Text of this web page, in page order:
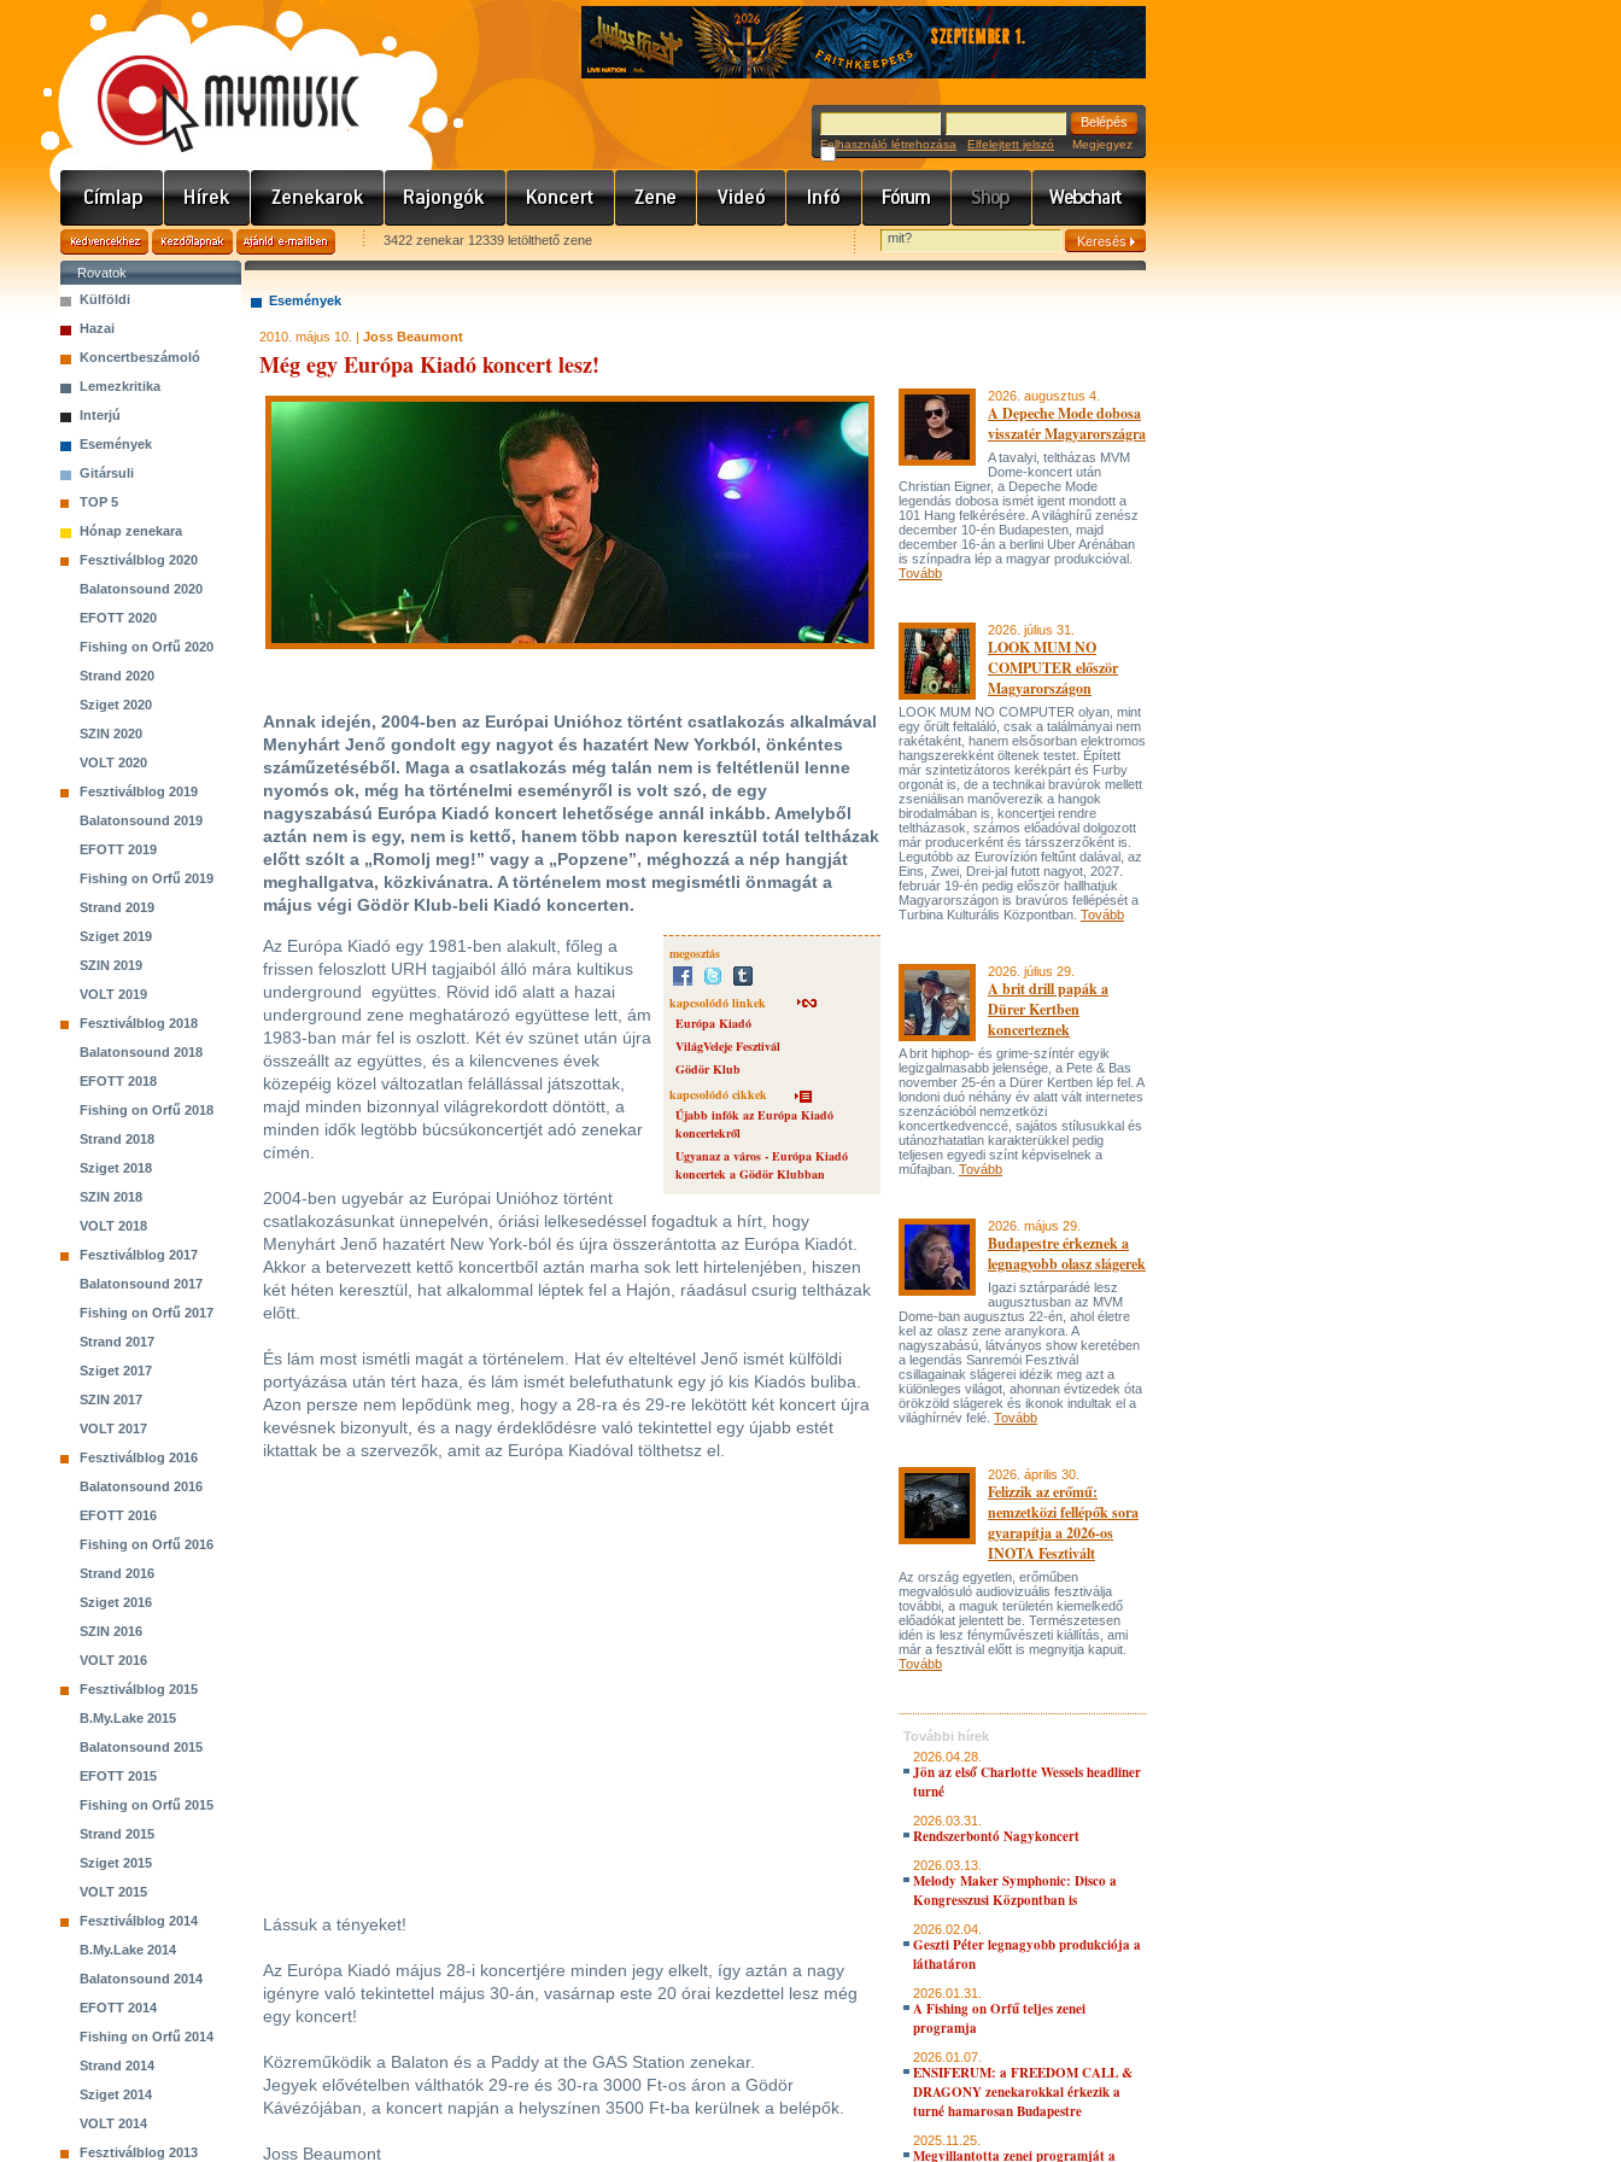
Felhasználó létrehozása Elfelejtett jelszó Megjegyez
3422 zenekar 12339 letölthető zene
Rovatok
Külföldi
Hazai
Koncertbeszámoló
Lemezkritika
Interjú
Események
Gitársuli
TOP 5
Hónap zenekara
Fesztiválblog 2020
Balatonsound 2020
EFOTT 2020
Fishing on Orfű 2020
Strand 2020
Sziget 2020
SZIN 2020
VOLT 2020
Fesztiválblog 2019
Balatonsound 2019
EFOTT 2019
Fishing on Orfű 2019
Strand 2019
Sziget 2019
SZIN 2019
VOLT 2019
Fesztiválblog 2018
Balatonsound 2018
EFOTT 2018
Fishing on Orfű 2018
Strand 2018
Sziget 2018
SZIN 2018
VOLT 2018
Fesztiválblog 2017
Balatonsound 2017
Fishing on Orfű 2017
Strand 2017
Sziget 2017
SZIN 2017
VOLT 2017
Fesztiválblog 2016
Balatonsound 2016
EFOTT 2016
Fishing on Orfű 2016
Strand 2016
Sziget 2016
SZIN 2016
VOLT 2016
Fesztiválblog 2015
B.My.Lake 2015
Balatonsound 2015
EFOTT 2015
Fishing on Orfű 2015
Strand 2015
Sziget 2015
VOLT 2015
Fesztiválblog 2014
B.My.Lake 2014
Balatonsound 2014
EFOTT 2014
Fishing on Orfű 2014
Strand 2014
Sziget 2014
VOLT 2014
Fesztiválblog 2013
Események
2010. május 10. | Joss Beaumont
Még egy Európa Kiadó koncert lesz!
Annak idején, 2004-ben az Európai Unióhoz történt csatlakozás alkalmával
Menyhárt Jenő gondolt egy nagyot és hazatért New Yorkból, önkéntes
száműzetéséből. Maga a csatlakozás még talán nem is feltétlenül lenne
nyomós ok, még ha történelmi eseményről is volt szó, de egy
nagyszabású Európa Kiadó koncert lehetősége annál inkább. Amelyből
aztán nem is egy, nem is kettő, hanem több napon keresztül totál teltházak
előtt szólt a „Romolj meg!” vagy a „Popzene”, méghozzá a nép hangját
meghallgatva, közkivánatra. A történelem most megismétli önmagát a
május végi Gödör Klub-beli Kiadó koncerten.
megosztás
kapcsolódó linkek
Európa Kiadó
VilágVeleje Fesztivál
Gödör Klub
kapcsolódó cikkek
Újabb infók az Európa Kiadó
koncertekről
Ugyanaz a város - Európa Kiadó
koncertek a Gödör Klubban
Az Európa Kiadó egy 1981-ben alakult, főleg a
frissen feloszlott URH tagjaiból álló mára kultikus
underground együttes. Rövid idő alatt a hazai
underground zene meghatározó együttese lett, ám
1983-ban már fel is oszlott. Két év szünet után újra
összeállt az együttes, és a kilencvenes évek
közepéig közel változatlan felállással játszottak,
majd minden bizonnyal világrekordott döntött, a
minden idők legtöbb búcsúkoncertjét adó zenekar
címén.
2004-ben ugyebár az Európai Unióhoz történt
csatlakozásunkat ünnepelvén, óriási lelkesedéssel fogadtuk a hírt, hogy
Menyhárt Jenő hazatért New York-ból és újra összerántotta az Európa Kiadót.
Akkor a betervezett kettő koncertből aztán marha sok lett hirtelenjében, hiszen
két héten keresztül, hat alkalommal léptek fel a Hajón, ráadásul csurig teltházak
előtt.
És lám most ismétli magát a történelem. Hat év elteltével Jenő ismét külföldi
portyázása után tért haza, és lám ismét belefuthatunk egy jó kis Kiadós buliba.
Azon persze nem lepődünk meg, hogy a 28-ra és 29-re lekötött két koncert újra
kevésnek bizonyult, és a nagy érdeklődésre való tekintettel egy újabb estét
iktattak be a szervezők, amit az Európa Kiadóval tölthetsz el.
Lássuk a tényeket!
Az Európa Kiadó május 28-i koncertjére minden jegy elkelt, így aztán a nagy
igényre való tekintettel május 30-án, vasárnap este 20 órai kezdettel lesz még
egy koncert!
Közreműködik a Balaton és a Paddy at the GAS Station zenekar.
Jegyek elővételben válthatók 29-re és 30-ra 3000 Ft-os áron a Gödör
Kávézójában, a koncert napján a helyszínen 3500 Ft-ba kerülnek a belépők.
Joss Beaumont
2026. augusztus 4.
A Depeche Mode dobosa
visszatér Magyarországra
A tavalyi, teltházas MVM
Dome-koncert után
Christian Eigner, a Depeche Mode
legendás dobosa ismét igent mondott a
101 Hang felkérésére. A világhírű zenész
december 10-én Budapesten, majd
december 16-án a berlini Uber Arénában
is színpadra lép a magyar produkcióval.
Tovább
2026. július 31.
LOOK MUM NO
COMPUTER először
Magyarországon
LOOK MUM NO COMPUTER olyan, mint
egy őrült feltaláló, csak a találmányai nem
rakétaként, hanem elsősorban elektromos
hangszerekként öltenek testet. Épített
már szintetizátoros kerékpárt és Furby
orgonát is, de a technikai bravúrok mellett
zseniálisan manőverezik a hangok
birodalmában is, koncertjei rendre
teltházasok, számos előadóval dolgozott
már producerként és társszerzőként is.
Legutóbb az Eurovízión feltűnt dalával, az
Eins, Zwei, Drei-jal futott nagyot, 2027.
február 19-én pedig először hallhatjuk
Magyarországon is bravúros fellépését a
Turbina Kulturális Központban. Tovább
2026. július 29.
A brit drill papák a
Dürer Kertben
koncerteznek
A brit hiphop- és grime-színtér egyik
legizgalmasabb jelensége, a Pete & Bas
november 25-én a Dürer Kertben lép fel. A
londoni duó néhány év alatt vált internetes
szenzációból nemzetközi
koncertkedvenccé, sajátos stílusukkal és
utánozhatatlan karakterükkel pedig
teljesen egyedi színt képviselnek a
műfajban. Tovább
2026. május 29.
Budapestre érkeznek a
legnagyobb olasz slágerek
Igazi sztárparádé lesz
augusztusban az MVM
Dome-ban augusztus 22-én, ahol életre
kel az olasz zene aranykora. A
nagyszabású, látványos show keretében
a legendás Sanremói Fesztivál
csillagainak slágerei idézik meg azt a
különleges világot, ahonnan évtizedek óta
örökzöld slágerek és ikonok indultak el a
világhírnév felé. Tovább
2026. április 30.
Felizzik az erőmű:
nemzetközi fellépők sora
gyarapítja a 2026-os
INOTA Fesztivált
Az ország egyetlen, erőműben
megvalósuló audiovizuális fesztiválja
további, a maguk területén kiemelkedő
előadókat jelentett be. Természetesen
idén is lesz fényművészeti kiállítás, ami
már a fesztivál előtt is megnyitja kapuit.
Tovább
További hírek
2026.04.28.
Jön az első Charlotte Wessels headliner
turné
2026.03.31.
Rendszerbontó Nagykoncert
2026.03.13.
Melody Maker Symphonic: Disco a
Kongresszusi Központban is
2026.02.04.
Geszti Péter legnagyobb produkciója a
láthatáron
2026.01.31.
A Fishing on Orfű teljes zenei
programja
2026.01.07.
ENSIFERUM: a FREEDOM CALL &
DRAGONY zenekarokkal érkezik a
turné hamarosan Budapestre
2025.11.25.
Megvillantotta zenei programját a